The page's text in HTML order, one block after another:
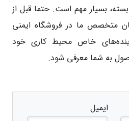
بسیار مهم است. حتما قبل از
متخصص ما در فروشگاه ایمنی
خاص محیط کاری خود
به شما معرفی شود.
ایمیل